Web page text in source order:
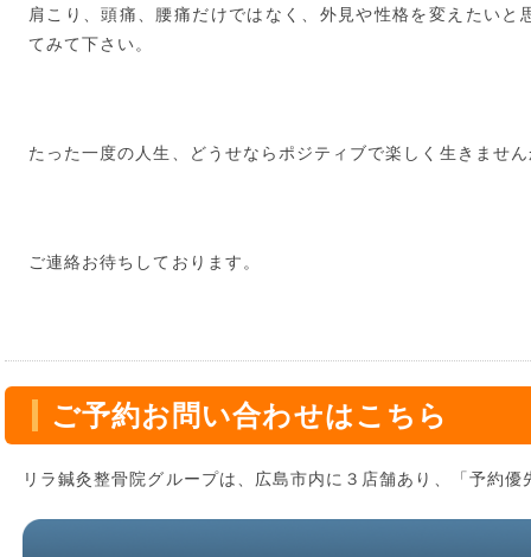
肩こり、頭痛、腰痛だけではなく、外見や性格を変えたいと
てみて下さい。
たった一度の人生、どうせならポジティブで楽しく生きません
ご連絡お待ちしております。
ご予約お問い合わせはこちら
リラ鍼灸整骨院グループは、広島市内に３店舗あり、「予約優